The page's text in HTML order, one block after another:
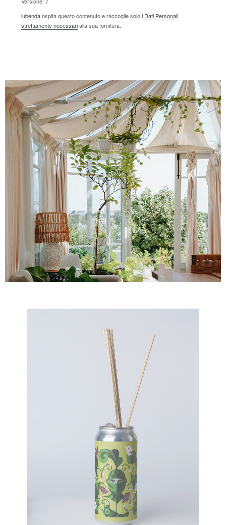
iubendaospita questo contenuto e raccoglie soloi Dati Personali
strettamente necessarialla sua fornitura.